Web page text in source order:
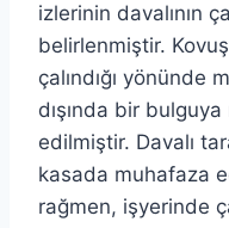
izlerinin davalının
belirlenmiştir.
çalındığı yönünde
dışında bir
edilmiştir. Davalı
kasada muhafaza
rağmen, işyerinde